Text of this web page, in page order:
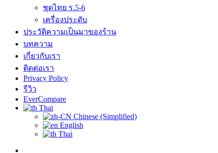
ชุดไทย ร.5-6
เครื่องประดับ
ประวัติความเป็นมาของร้าน
บทความ
เกี่ยวกับเรา
ติดต่อเรา
Privacy Policy
รีวิว
EverCompare
Thai
Chinese (Simplified)
English
Thai